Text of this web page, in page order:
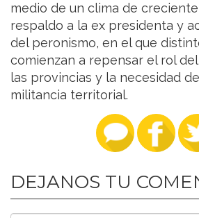
medio de un clima de
respaldo a la ex presidenta y
del peronismo, en el que
comienzan a repensar el rol
las provincias y la necesidad
militancia territorial.
DEJANOS TU